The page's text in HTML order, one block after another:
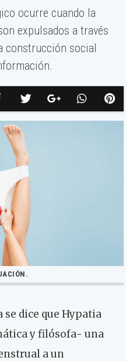
ocurre cuando la
expulsados a través
construcción social
dice que Hypatia
y filósofa- una
a un